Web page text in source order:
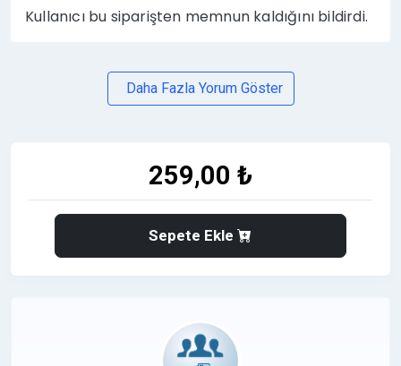
Kullanıcı bu siparişten memnun kaldığını bildirdi.
Daha Fazla Yorum Göster
259,00 ₺
Sepete Ekle